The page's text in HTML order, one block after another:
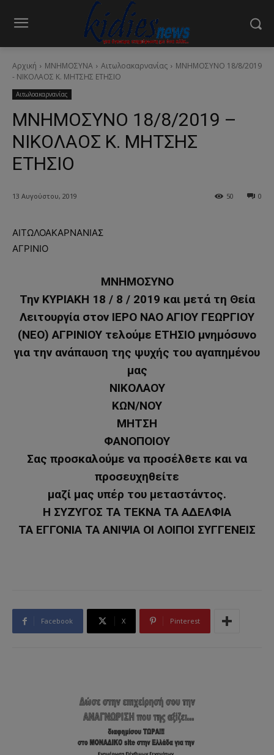
Αρχική ΜΝΗΜΟΣΥΝΑ Αιτωλοακαρνανίας
ΜΝΗΜΟΣΥΝΟ 18/8/2019
- ΝΙΚΟΛΑΟΣ Κ. ΜΗΤΣΗΣ ΕΤΗΣΙΟ
Αιτωλοακαρνανίας
ΜΝΗΜΟΣΥΝΟ 18/8/2019 –
ΝΙΚΟΛΑΟΣ Κ. ΜΗΤΣΗΣ
ΕΤΗΣΙΟ
13 Αυγούστου, 2019 0
50
ΑΙΤΩΛΟΑΚΑΡΝΑΝΙΑΣ
ΑΓΡΙΝΙΟ
ΜΝΗΜΟΣΥΝΟ
Την ΚΥΡΙΑΚΗ 18 / 8 / 2019 και μετά τη Θεία
Λειτουργία στον ΙΕΡΟ ΝΑΟ ΑΓΙOY ΓΕΩΡΓΙΟΥ
(ΝΕΟ) ΑΓΡΙΝΙΟΥ τελούμε ΕΤΗΣΙΟ μνημόσυνο
για την ανάπαυση της ψυχής του αγαπημένου
μας
ΝΙΚΟΛΑΟΥ
ΚΩΝ/ΝΟΥ
ΜΗΤΣΗ
ΦΑΝΟΠΟΙΟΥ
Σας προσκαλούμε να προσέλθετε και να
προσευχηθείτε
μαζί μας υπέρ του μεταστάντος.
Η ΣΥΖΥΓΟΣ ΤΑ ΤΕΚΝΑ ΤΑ ΑΔΕΛΦΙΑ
ΤΑ ΕΓΓΟΝΙΑ ΤΑ ΑΝΙΨΙΑ ΟΙ ΛΟΙΠΟΙ ΣΥΓΓΕΝΕΙΣ
Facebook X Pinterest